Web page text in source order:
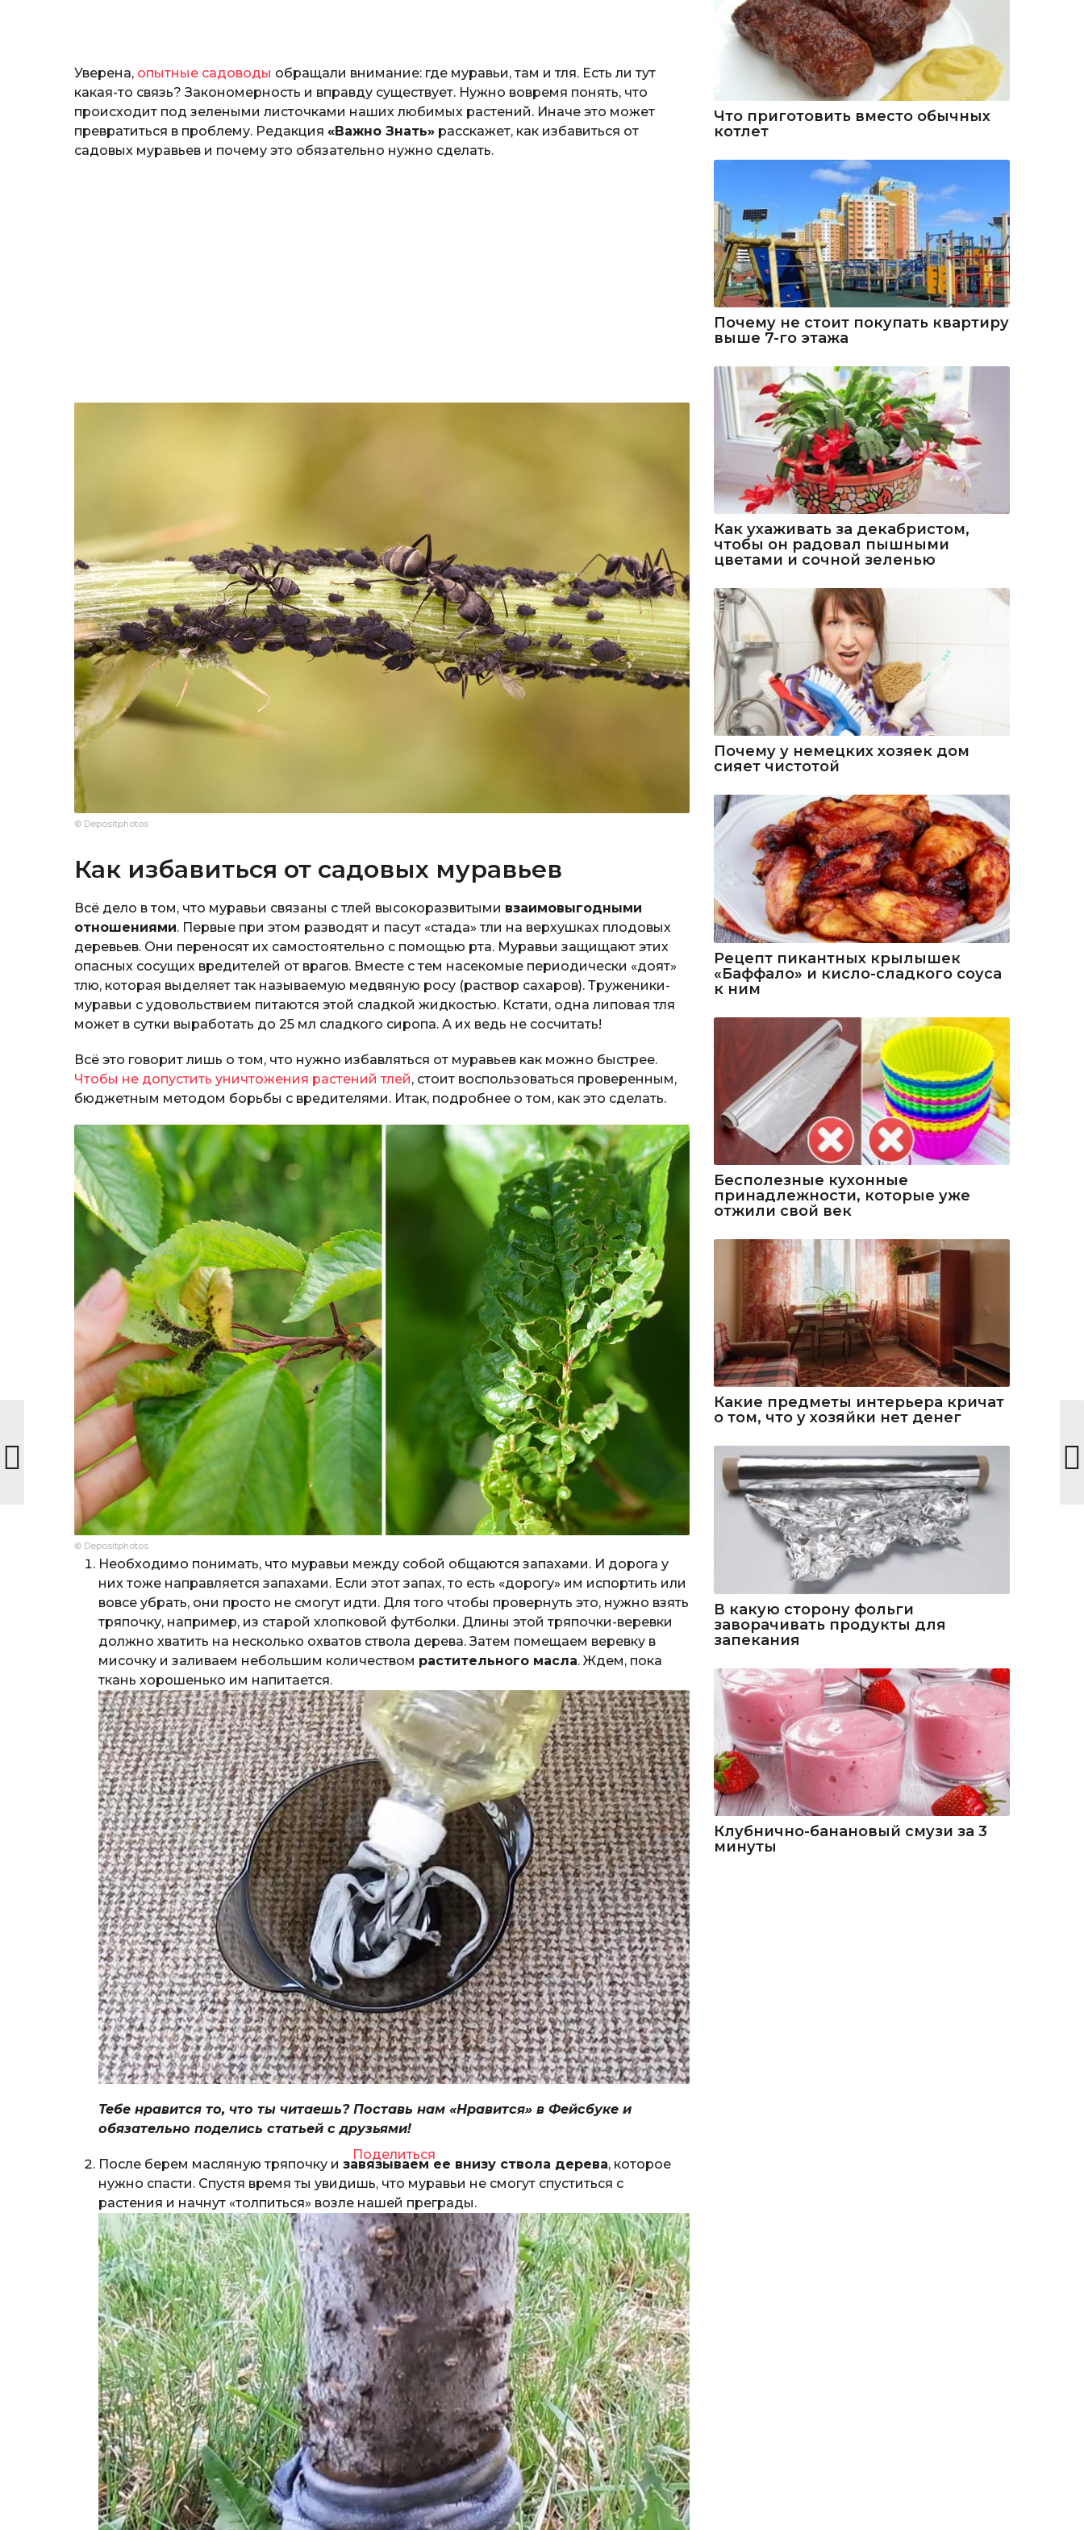
Уверена, опытные садоводы обращали внимание: где муравьи, там и тля. Есть ли тут
какая-то связь? Закономерность и вправду существует. Нужно вовремя понять, что
происходит под зелеными листочками наших любимых растений. Иначе это может
превратиться в проблему. Редакция «Важно Знать» расскажет, как избавиться от
садовых муравьев и почему это обязательно нужно сделать.
© Depositphotos
Как избавиться от садовых муравьев
Всё дело в том, что муравьи связаны с тлей высокоразвитыми взаимовыгодными
отношениями. Первые при этом разводят и пасут «стада» тли на верхушках плодовых
деревьев. Они переносят их самостоятельно с помощью рта. Муравьи защищают этих
опасных сосущих вредителей от врагов. Вместе с тем насекомые периодически «доят»
тлю, которая выделяет так называемую медвяную росу (раствор сахаров). Труженики-
муравьи с удовольствием питаются этой сладкой жидкостью. Кстати, одна липовая тля
может в сутки выработать до 25 мл сладкого сиропа. А их ведь не сосчитать!
Всё это говорит лишь о том, что нужно избавляться от муравьев как можно быстрее.
Чтобы не допустить уничтожения растений тлей, стоит воспользоваться проверенным,
бюджетным методом борьбы с вредителями. Итак, подробнее о том, как это сделать.
© Depositphotos
Необходимо понимать, что муравьи между собой общаются запахами. И дорога у
них тоже направляется запахами. Если этот запах, то есть «дорогу» им испортить или
вовсе убрать, они просто не смогут идти. Для того чтобы провернуть это, нужно взять
тряпочку, например, из старой хлопковой футболки. Длины этой тряпочки-веревки
должно хватить на несколько охватов ствола дерева. Затем помещаем веревку в
мисочку и заливаем небольшим количеством растительного масла. Ждем, пока
ткань хорошенько им напитается.
Тебе нравится то, что ты читаешь? Поставь нам «Нравится» в Фейсбуке и
обязательно поделись статьей с друзьями!
Поделиться
После берем масляную тряпочку и завязываем ее внизу ствола дерева, которое
нужно спасти. Спустя время ты увидишь, что муравьи не смогут спуститься с
растения и начнут «толпиться» возле нашей преграды.
Что приготовить вместо обычных
котлет
Почему не стоит покупать квартиру
выше 7-го этажа
Как ухаживать за декабристом,
чтобы он радовал пышными
цветами и сочной зеленью
Почему у немецких хозяек дом
сияет чистотой
Рецепт пикантных крылышек
«Баффало» и кисло-сладкого соуса
к ним
Бесполезные кухонные
принадлежности, которые уже
отжили свой век
Какие предметы интерьера кричат
о том, что у хозяйки нет денег
В какую сторону фольги
заворачивать продукты для
запекания
Клубнично-банановый смузи за 3
минуты